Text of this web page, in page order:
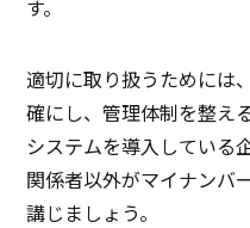
す。
適切に取り扱うためには
確にし、管理体制を整え
システムを導入している
関係者以外がマイナンバ
講じましょう。